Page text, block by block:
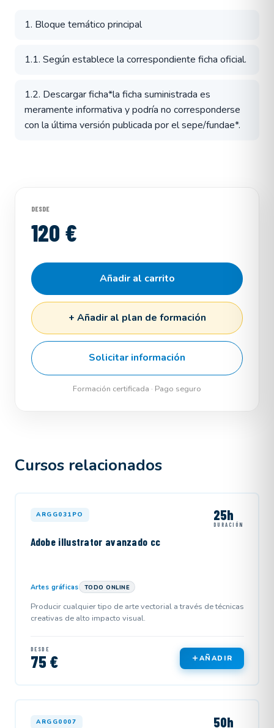
1. Bloque temático principal
1.1. Según establece la correspondiente ficha oficial.
1.2. Descargar ficha*la ficha suministrada es
meramente informativa y podría no corresponderse
con la última versión publicada por el sepe/fundae*.
DESDE
120 €
Añadir al carrito
+ Añadir al plan de formación
Solicitar información
Formación certificada · Pago seguro
Cursos relacionados
ARGG031PO 25h
DURACIÓN
Adobe illustrator avanzado cc
Artes gráficas TODO ONLINE
Producir cualquier tipo de arte vectorial a través de técnicas
creativas de alto impacto visual.
DESDE
75 € AÑADIR
ARGG0007 50h